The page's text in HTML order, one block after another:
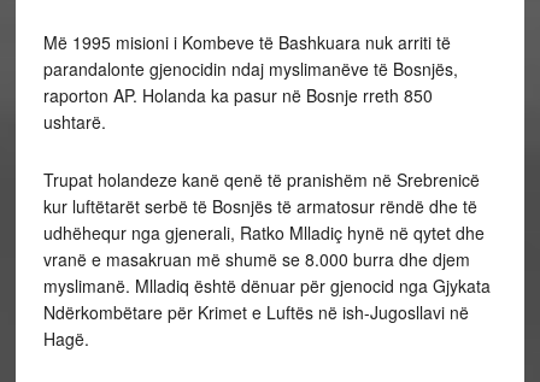
Më 1995 misioni i Kombeve të Bashkuara nuk arriti të
parandalonte gjenocidin ndaj myslimanëve të Bosnjës,
raporton AP. Holanda ka pasur në Bosnje rreth 850
ushtarë.
Trupat holandeze kanë qenë të pranishëm në Srebrenicë
kur luftëtarët serbë të Bosnjës të armatosur rëndë dhe të
udhëhequr nga gjenerali, Ratko Mlladiç hynë në qytet dhe
vranë e masakruan më shumë se 8.000 burra dhe djem
myslimanë. Mlladiq është dënuar për gjenocid nga Gjykata
Ndërkombëtare për Krimet e Luftës në ish-Jugosllavi në
Hagë.